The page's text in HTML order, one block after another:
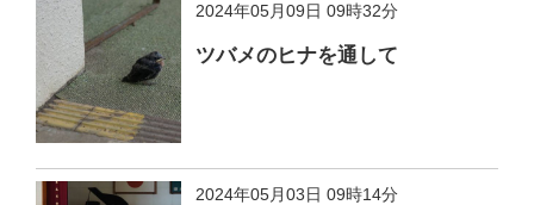
2024年05月09日 09時32分
ツバメのヒナを通して
2024年05月03日 09時14分